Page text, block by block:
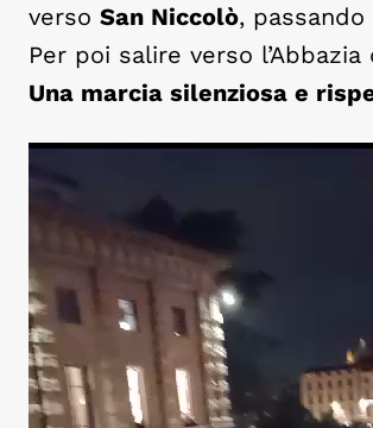
verso San Niccolò, passando
Per poi salire verso
Una marcia silenziosa e